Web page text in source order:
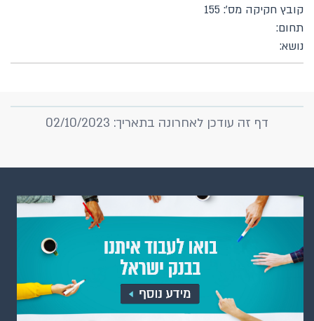
קובץ חקיקה מס': 155
תחום:
נושא:
דף זה עודכן לאחרונה בתאריך: 02/10/2023